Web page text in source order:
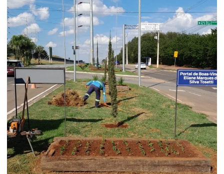
Desenvolvimento Econômico, Trabalho, Turismo e Inovação
Educação, Ciência e Tecnologia
Esporte e Lazer
Governo
Habitação
Inclusão e Desenvolvimento Social
Meio Ambiente, Desenvolvimento Sustentável e Assuntos
Climáticos
Downloads
Telefones Úteis
Notícias Anteriores a 2024
DIÁRIO OFICIAL
LEIS MUNICIPAIS